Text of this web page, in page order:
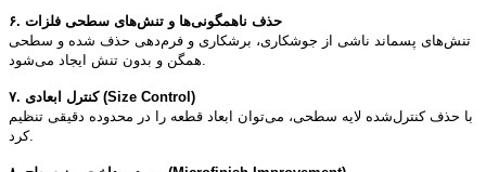
۶. حذف ناهمگونی‌ها و تنش‌های سطحی فلزات
تنش‌های پسماند ناشی از جوشکاری، برشکاری و فرم‌دهی حذف شده و سطحی
همگن و بدون تنش ایجاد می‌شود.
۷. کنترل ابعادی (Size Control)
با حذف کنترل‌شده لایه سطحی، می‌توان ابعاد قطعه را در محدوده دقیقی تنظیم
کرد.